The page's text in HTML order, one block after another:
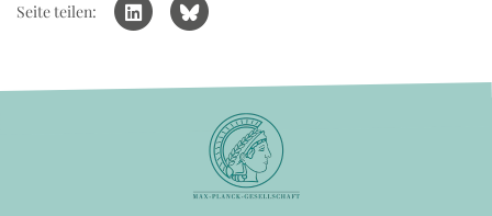
Seite teilen: